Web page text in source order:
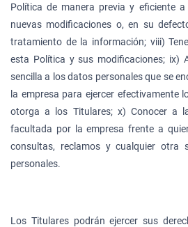
Política de manera previa y eficiente
nuevas modificaciones o, en su
tratamiento de la información; viii)
esta Política y sus modificaciones; ix)
sencilla a los datos personales que se
la empresa para ejercer efectivamente
otorga a los Titulares; x) Conocer a
facultada por la empresa frente a
consultas, reclamos y cualquier otra
personales.
Los Titulares podrán ejercer sus